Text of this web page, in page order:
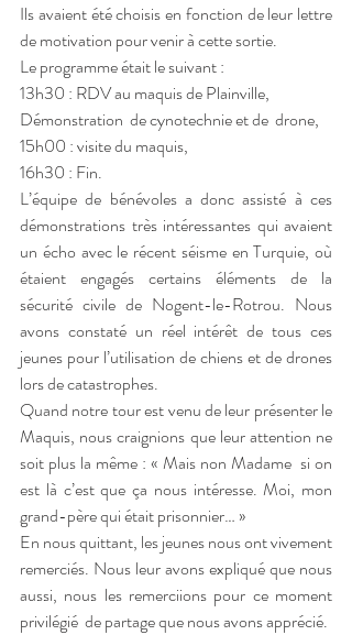
Ils avaient été choisis en fonction de leur lettre
de motivation pour venir à cette sortie.
Le programme était le suivant :
13h30 : RDV au maquis de Plainville,
Démonstration  de cynotechnie et de  drone,
15h00 : visite du maquis,
16h30 : Fin.
L’équipe de bénévoles a donc assisté à ces
démonstrations très intéressantes qui avaient
un écho avec le récent séisme en Turquie, où
étaient engagés certains éléments de la
sécurité civile de Nogent-le-Rotrou. Nous
avons constaté un réel intérêt de tous ces
jeunes pour l’utilisation de chiens et de drones
lors de catastrophes.
Quand notre tour est venu de leur présenter le
Maquis, nous craignions que leur attention ne
soit plus la même : « Mais non Madame  si on
est là c’est que ça nous intéresse. Moi, mon
grand-père qui était prisonnier… »
En nous quittant, les jeunes nous ont vivement
remerciés. Nous leur avons expliqué que nous
aussi, nous les remerciions pour ce moment
privilégié  de partage que nous avons apprécié.